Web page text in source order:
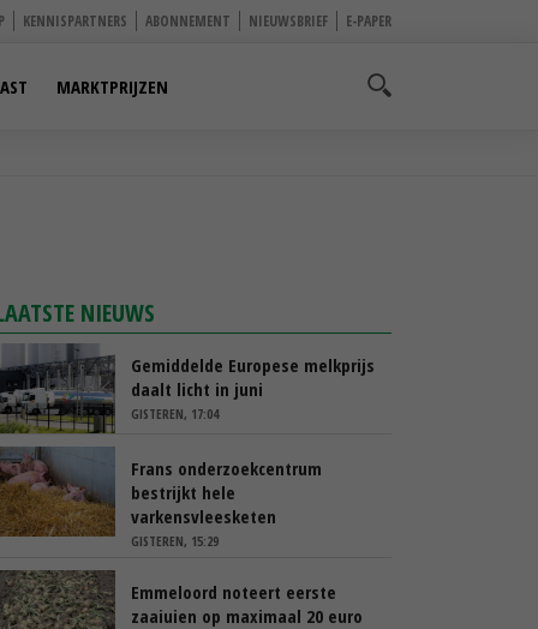
KENNISPARTNERS ABONNEMENT NIEUWSBRIEF E-PAPER
MARKTPRIJZEN
NIEUWS
Gemiddelde Europese melkprijs
daalt licht in juni
GISTEREN, 17:04
Frans onderzoekcentrum
bestrijkt hele
varkensvleesketen
GISTEREN, 15:29
Emmeloord noteert eerste
zaaiuien op maximaal 20 euro